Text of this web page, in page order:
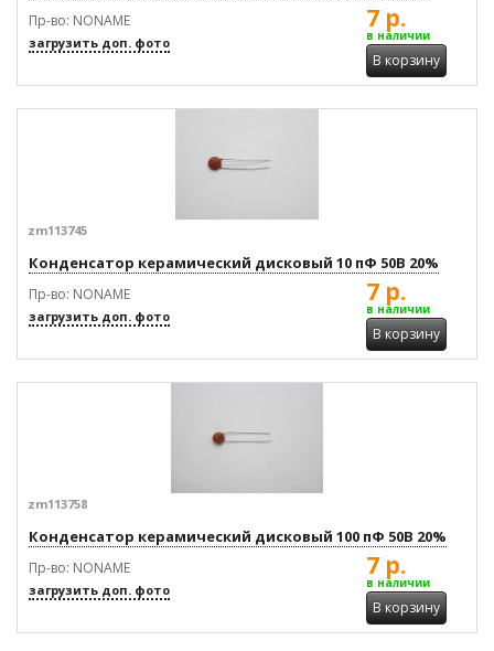
Пр-во: NONAME
загрузить доп. фото
7 р.
в наличии
В корзину
zm113745
Конденсатор керамический дисковый 10 пФ 50В 20%
Пр-во: NONAME
загрузить доп. фото
7 р.
в наличии
В корзину
zm113758
Конденсатор керамический дисковый 100 пФ 50В 20%
Пр-во: NONAME
загрузить доп. фото
7 р.
в наличии
В корзину